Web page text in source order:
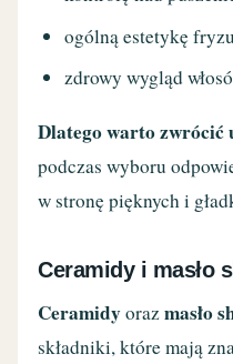
ogólną estetykę
zdrowy wygląd
Dlatego warto zwrócić
podczas wyboru
w stronę pięknych i
Ceramidy i masło
Ceramidyorazmasło
składniki, które mają